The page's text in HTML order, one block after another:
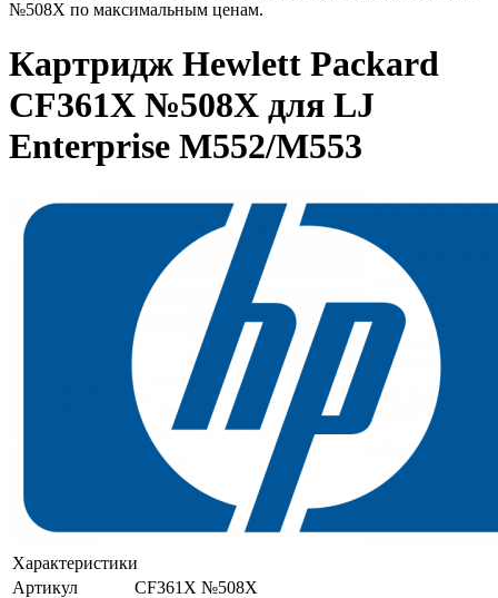
№508X по максимальным ценам.
Картридж Hewlett Packard
CF361X №508X для LJ
Enterprise M552/M553
Характеристики
Артикул
CF361X №508X